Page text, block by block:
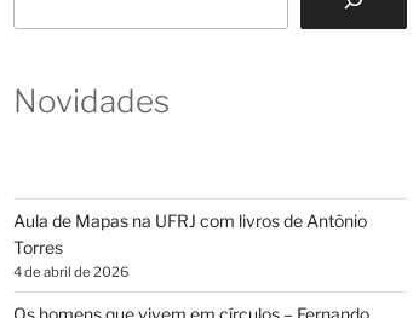
Novidades
Aula de Mapas na UFRJ com livros de Antônio
Torres
4 de abril de 2026
Os homens que vivem em círculos – Fernando